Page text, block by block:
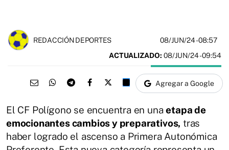
REDACCIÓN DEPORTES 08/JUN/24- 08:57
ACTUALIZADO: 08/JUN/24 - 09:54
Agregar a Google
El CF Polígono se encuentra en unaetapa de
emocionantes cambios y preparativos, tras
haber logrado el ascenso a Primera Autonómica